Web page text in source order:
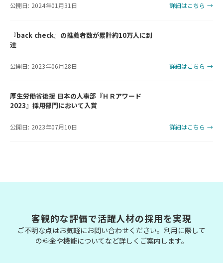
公開日: 2024年01月31日 詳細はこちら →
『back check』の推薦者数が累計約10万人に到
達
公開日: 2023年06月28日 詳細はこちら →
厚生労働省後援 日本の人事部『ＨＲアワード
2023』採用部門において入賞
公開日: 2023年07月10日 詳細はこちら →
客観的な評価で活躍人材の採用を実現
ご不明な点はお気軽にお問い合わせください。利用に際して
の料金や機能についてなど詳しくご案内します。